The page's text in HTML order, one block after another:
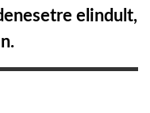
elindult,